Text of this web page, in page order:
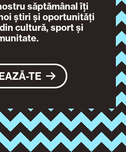
săptămânal îți
știri și oportunități
cultură, sport și
TE